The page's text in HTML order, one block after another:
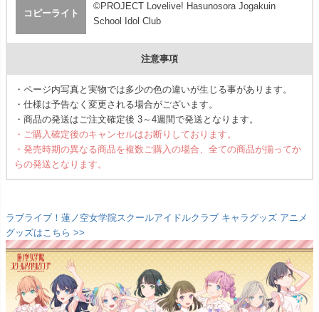
コピーライト
©PROJECT Lovelive! Hasunosora Jogakuin
School Idol Club
注意事項
・ページ内写真と実物では多少の色の違いが生じる事があります。
・仕様は予告なく変更される場合がございます。
・商品の発送はご注文確定後 3～4週間で発送となります。
・ご購入確定後のキャンセルはお断りしております。
・発売時期の異なる商品を複数ご購入の場合、全ての商品が揃ってか
らの発送となります。
ラブライブ！蓮ノ空女学院スクールアイドルクラブ キャラグッズ アニメ
グッズはこちら >>